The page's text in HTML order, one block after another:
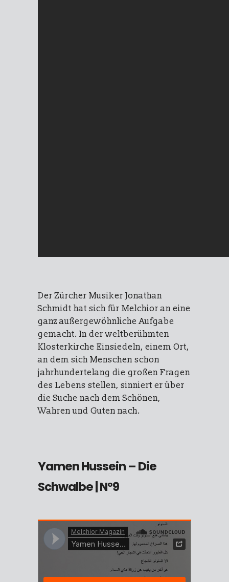
Der Zürcher Musiker Jonathan
Schmidt hat sich für Melchior an eine
ganz außergewöhnliche Aufgabe
gemacht. In der weltberühmten
Klosterkirche Einsiedeln, einem Ort,
an dem sich Menschen schon
jahrhundertelang die großen Fragen
des Lebens stellen, sinniert er über
die Suche nach dem Schönen,
Wahren und Guten nach.
Yamen Hussein –Die
Schwalbe | N°9